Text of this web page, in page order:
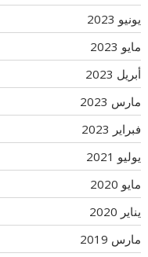
يونيو 2023
مايو 2023
أبريل 2023
مارس 2023
فبراير 2023
يوليو 2021
مايو 2020
يناير 2020
مارس 2019